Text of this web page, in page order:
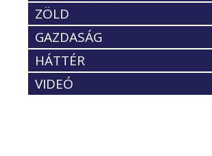
ZÖLD
GAZDASÁG
HÁTTÉR
VIDEÓ